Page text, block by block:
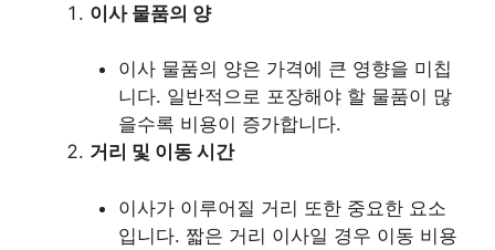
이사 물품의 양
이사 물품의 양은 가격에 큰 영향을 미칩
니다. 일반적으로 포장해야 할 물품이 많
을수록 비용이 증가합니다.
거리 및 이동 시간
이사가 이루어질 거리 또한 중요한 요소
입니다. 짧은 거리 이사일 경우 이동 비용